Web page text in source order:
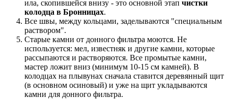
ила, скопившейся внизу - это основной этап чистки
колодца в Бронницах.
Все швы, между кольцами, заделываются "специальным
раствором".
Старые камни от донного фильтра моются. Не
используется: мел, известняк и другие камни, которые
рассыпаются и растворяются. Все промытые камни,
мастер ложит вниз (минимум 10-15 см камней). В
колодцах на плывунах сначала ставится деревянный щит
(в основном осиновый) и уже на щит укладываются
камни для донного фильтра.